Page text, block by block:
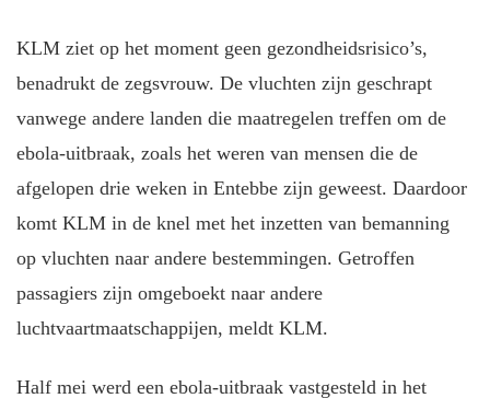
KLM ziet op het moment geen gezondheidsrisico’s,
benadrukt de zegsvrouw. De vluchten zijn geschrapt
vanwege andere landen die maatregelen treffen om de
ebola-uitbraak, zoals het weren van mensen die de
afgelopen drie weken in Entebbe zijn geweest. Daardoor
komt KLM in de knel met het inzetten van bemanning
op vluchten naar andere bestemmingen. Getroffen
passagiers zijn omgeboekt naar andere
luchtvaartmaatschappijen, meldt KLM.
Half mei werd een ebola-uitbraak vastgesteld in het